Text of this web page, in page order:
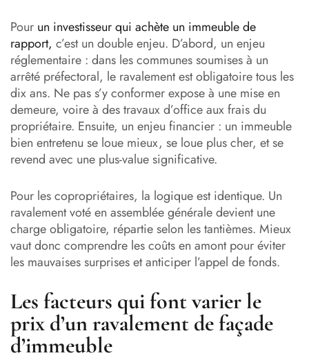
Pour un investisseur qui achète un immeuble de
rapport, c’est un double enjeu. D’abord, un enjeu
réglementaire : dans les communes soumises à un
arrêté préfectoral, le ravalement est obligatoire tous les
dix ans. Ne pas s’y conformer expose à une mise en
demeure, voire à des travaux d’office aux frais du
propriétaire. Ensuite, un enjeu financier : un immeuble
bien entretenu se loue mieux, se loue plus cher, et se
revend avec une plus-value significative.
Pour les copropriétaires, la logique est identique. Un
ravalement voté en assemblée générale devient une
charge obligatoire, répartie selon les tantièmes. Mieux
vaut donc comprendre les coûts en amont pour éviter
les mauvaises surprises et anticiper l’appel de fonds.
Les facteurs qui font varier le
prix d’un ravalement de façade
d’immeuble